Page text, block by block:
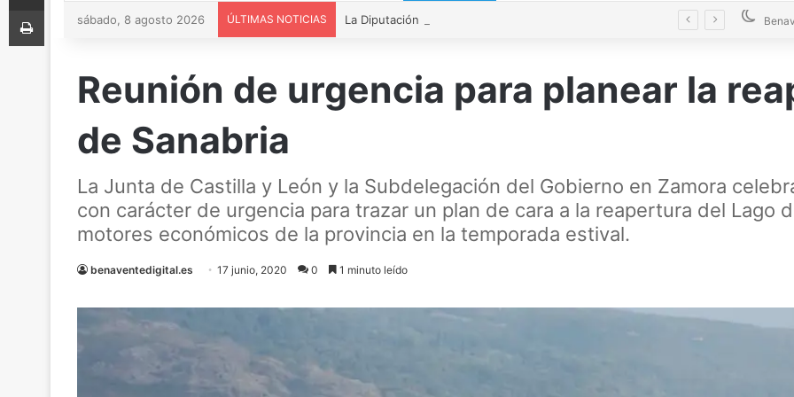
sábado, 8 agosto 2026 ÚLTIMAS NOTICIAS
Reunión de urgencia para planear la
de Sanabria
La Junta de Castilla y León y la Subdelegación del Gobierno en Zamora
con carácter de urgencia para trazar un plan de cara a la reapertura del Lago
motores económicos de la provincia en la temporada estival.
benaventedigital.es 17 junio, 2020 0 1 minuto leído